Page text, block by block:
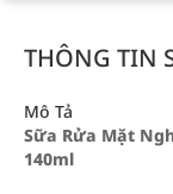
THÔNG TIN
Mô Tả
Sữa Rửa Mặt
140ml